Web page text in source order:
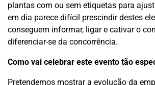
plantas com ou sem etiquetas para
em dia parece difícil prescindir destes
conseguem informar, ligar e cativar o
diferenciar-se da concorrência.
Como vai celebrar este evento tão
Pretendemos mostrar a evolução da